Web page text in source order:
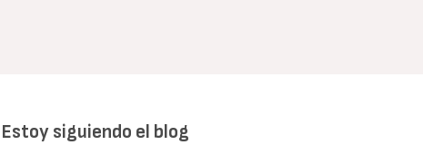
Estoy siguiendo el blog